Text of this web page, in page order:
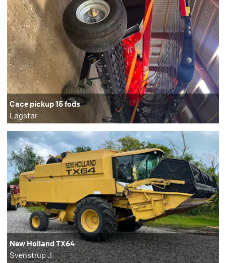
Cace pickup 15 fods
Løgstør
New Holland TX64
Svenstrup J